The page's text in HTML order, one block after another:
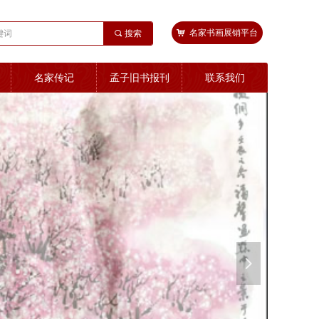
끠 搜索
名家传记 孟子旧书报刊 联系我们
넲
낙 名家书画展销平台